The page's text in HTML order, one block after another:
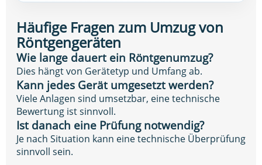
Häufige Fragen zum Umzug von
Röntgengeräten
Wie lange dauert ein Röntgenumzug?
Dies hängt von Gerätetyp und Umfang ab.
Kann jedes Gerät umgesetzt werden?
Viele Anlagen sind umsetzbar, eine technische
Bewertung ist sinnvoll.
Ist danach eine Prüfung notwendig?
Je nach Situation kann eine technische Überprüfung
sinnvoll sein.